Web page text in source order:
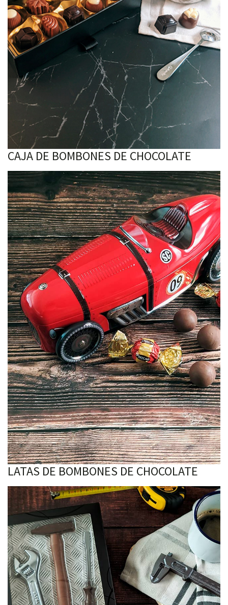
CAJA DE BOMBONES DE CHOCOLATE
LATAS DE BOMBONES DE CHOCOLATE